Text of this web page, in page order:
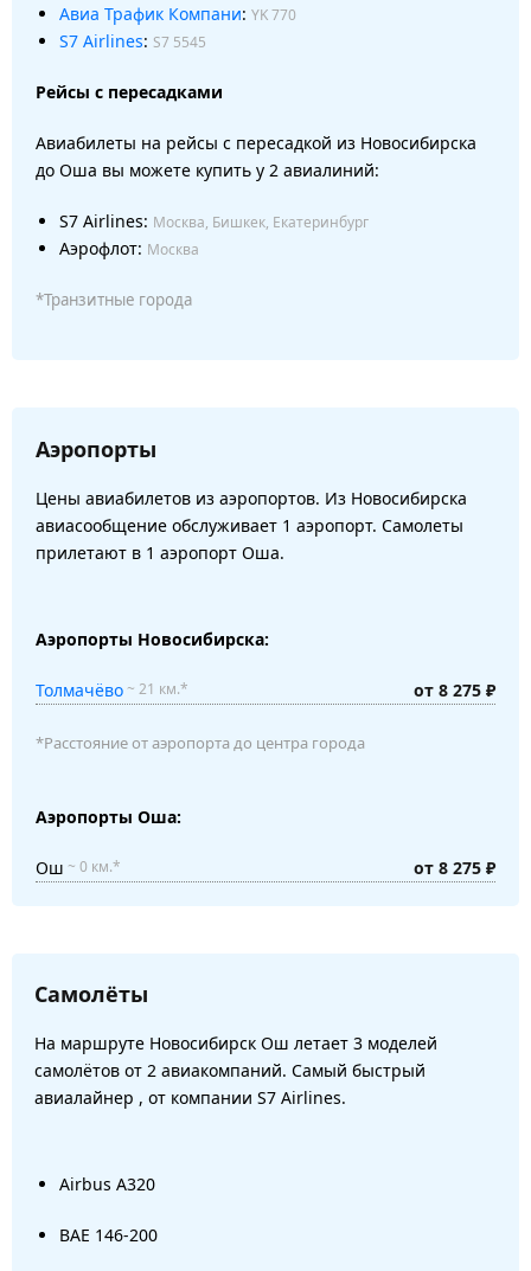
Авиа Трафик Компани: YK 770
S7 Airlines: S7 5545
Рейсы с пересадками
Авиабилеты на рейсы с пересадкой из Новосибирска
до Оша вы можете купить у 2 авиалиний:
S7 Airlines: Москва, Бишкек, Екатеринбург
Аэрофлот: Москва
*Транзитные города
Аэропорты
Цены авиабилетов из аэропортов. Из Новосибирска
авиасообщение обслуживает 1 аэропорт. Самолеты
прилетают в 1 аэропорт Оша.
Аэропорты Новосибирска:
Толмачёво~ 21 км.* от 8 275 ₽
*Расстояние от аэропорта до центра города
Аэропорты Оша:
Ош ~ 0 км.* от 8 275 ₽
Самолёты
На маршруте Новосибирск Ош летает 3 моделей
самолётов от 2 авиакомпаний. Самый быстрый
авиалайнер , от компании S7 Airlines.
Airbus A320
BAE 146-200